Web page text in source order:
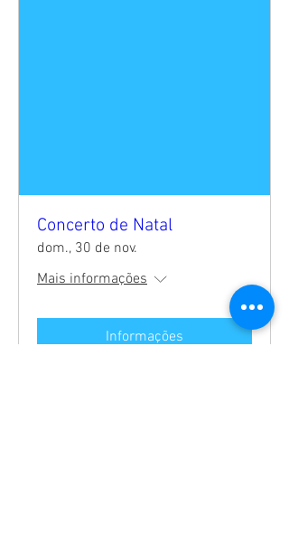
Concerto de Natal
dom., 30 de nov.
Mais informações
Informações